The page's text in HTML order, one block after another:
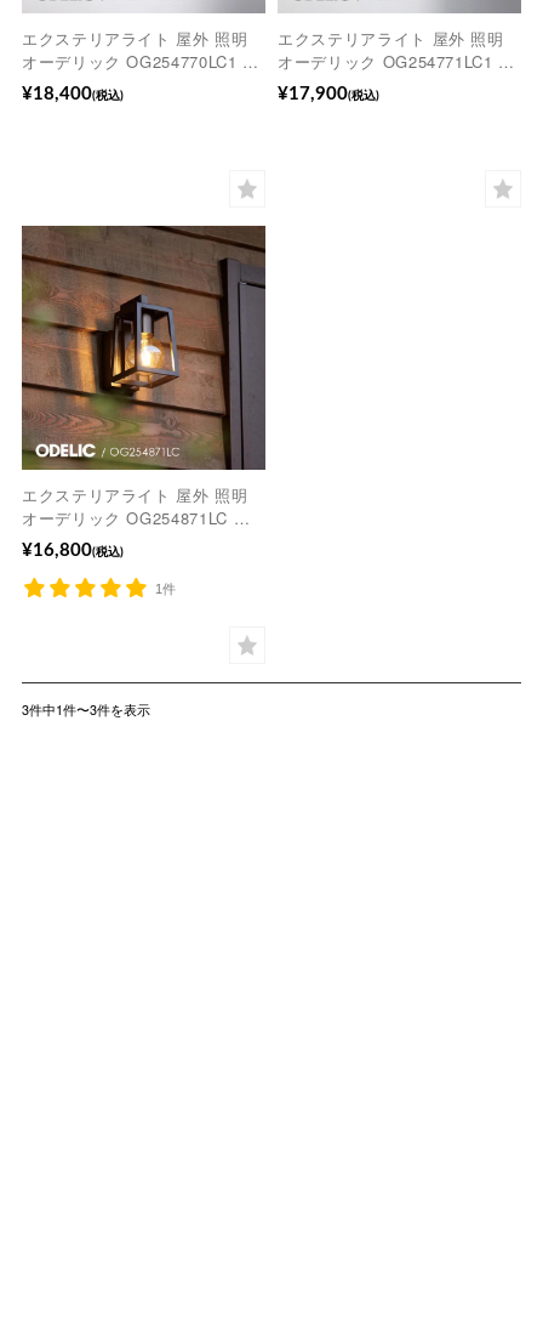
エクステリアライト 屋外 照明
オーデリック OG254770LC1 LE
D電球 電球色 ※工事必要【lge-o-
03】
¥18,400(税込)
エクステリアライト 屋外 照明
オーデリック OG254771LC1 LE
D電球 電球色 ※工事必要【lge-o-
02】
¥17,900(税込)
エクステリアライト 屋外 照明
オーデリック OG254871LC ブ
ラック LED電球付 電球色 ※工事
必要【lge-o-01】
¥16,800(税込)
1件
3件中1件〜3件を表示